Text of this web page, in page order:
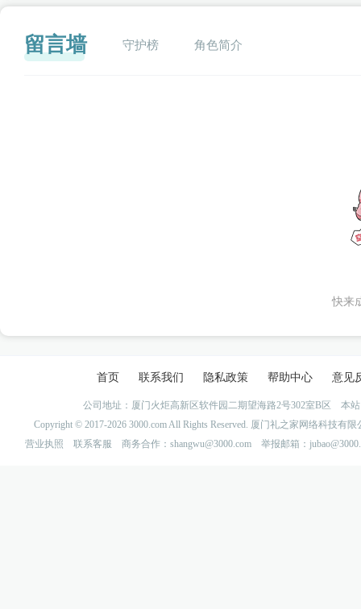
留言墙 守护榜 角色简介
快来
首页 联系我们 隐私政策 帮助中心 意见
公司地址：厦门火炬高新区软件园二期望海路2号302室B区 本
Copyright © 2017-2026 3000.com All Rights Reserved. 厦门礼之家网络科技
营业执照
联系客服 商务合作：shangwu@3000.com 举报邮箱：